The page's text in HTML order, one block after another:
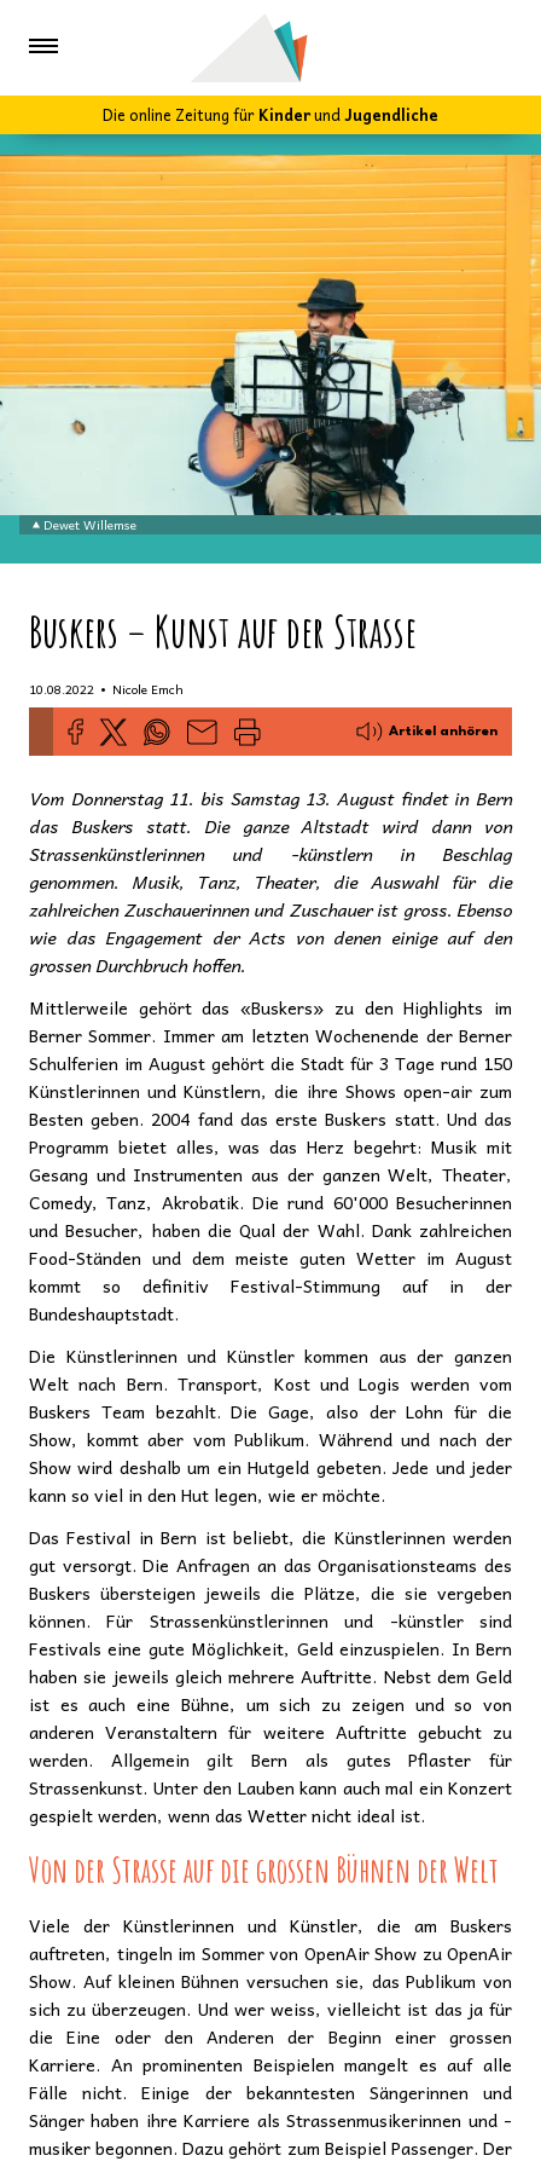
Die online Zeitung fürKinderundJugendliche
Dewet Willemse
Buskers – Kunst auf der Strasse
10.08.2022 • Nicole Emch
Artikel anhören
Vom Donnerstag 11. bis Samstag 13. August findet in Bern
das Buskers statt. Die ganze Altstadt wird dann von
Strassenkünstlerinnen und -künstlern in Beschlag
genommen. Musik, Tanz, Theater, die Auswahl für die
zahlreichen Zuschauerinnen und Zuschauer ist gross. Ebenso
wie das Engagement der Acts von denen einige auf den
grossen Durchbruch hoffen.
Mittlerweile gehört das «Buskers» zu den Highlights im
Berner Sommer. Immer am letzten Wochenende der Berner
Schulferien im August gehört die Stadt für 3 Tage rund 150
Künstlerinnen und Künstlern, die ihre Shows open-air zum
Besten geben. 2004 fand das erste Buskers statt. Und das
Programm bietet alles, was das Herz begehrt: Musik mit
Gesang und Instrumenten aus der ganzen Welt, Theater,
Comedy, Tanz, Akrobatik. Die rund 60'000 Besucherinnen
und Besucher, haben die Qual der Wahl. Dank zahlreichen
Food-Ständen und dem meiste guten Wetter im August
kommt so definitiv Festival-Stimmung auf in der
Bundeshauptstadt.
Die Künstlerinnen und Künstler kommen aus der ganzen
Welt nach Bern. Transport, Kost und Logis werden vom
Buskers Team bezahlt. Die Gage, also der Lohn für die
Show, kommt aber vom Publikum. Während und nach der
Show wird deshalb um ein Hutgeld gebeten. Jede und jeder
kann so viel in den Hut legen, wie er möchte.
Das Festival in Bern ist beliebt, die Künstlerinnen werden
gut versorgt. Die Anfragen an das Organisationsteams des
Buskers übersteigen jeweils die Plätze, die sie vergeben
können. Für Strassenkünstlerinnen und -künstler sind
Festivals eine gute Möglichkeit, Geld einzuspielen. In Bern
haben sie jeweils gleich mehrere Auftritte. Nebst dem Geld
ist es auch eine Bühne, um sich zu zeigen und so von
anderen Veranstaltern für weitere Auftritte gebucht zu
werden. Allgemein gilt Bern als gutes Pflaster für
Strassenkunst. Unter den Lauben kann auch mal ein Konzert
gespielt werden, wenn das Wetter nicht ideal ist.
Von der Strasse auf die grossen Bühnen der Welt
Viele der Künstlerinnen und Künstler, die am Buskers
auftreten, tingeln im Sommer von OpenAir Show zu OpenAir
Show. Auf kleinen Bühnen versuchen sie, das Publikum von
sich zu überzeugen. Und wer weiss, vielleicht ist das ja für
die Eine oder den Anderen der Beginn einer grossen
Karriere. An prominenten Beispielen mangelt es auf alle
Fälle nicht. Einige der bekanntesten Sängerinnen und
Sänger haben ihre Karriere als Strassenmusikerinnen und -
musiker begonnen. Dazu gehört zum Beispiel Passenger. Der